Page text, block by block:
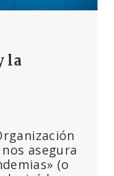
la
asegura
(o